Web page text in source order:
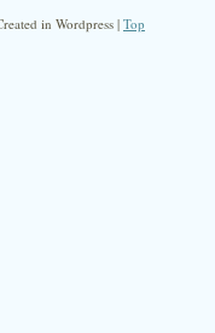
in Wordpress | Top